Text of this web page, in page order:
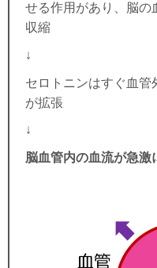
せる作用があり、脳の
収縮
↓
セロトニンはすぐ血管
が拡張
↓
脳血管内の血流が急激